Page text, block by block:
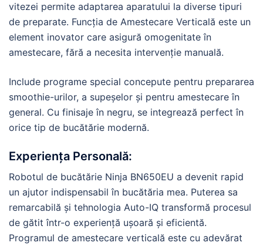
vitezei permite adaptarea aparatului la diverse tipuri
de preparate. Funcția de Amestecare Verticală este un
element inovator care asigură omogenitate în
amestecare, fără a necesita intervenție manuală.
Include programe special concepute pentru prepararea
smoothie-urilor, a supeșelor și pentru amestecare în
general. Cu finisaje în negru, se integrează perfect în
orice tip de bucătărie modernă.
Experiența Personală:
Robotul de bucătărie Ninja BN650EU a devenit rapid
un ajutor indispensabil în bucătăria mea. Puterea sa
remarcabilă și tehnologia Auto-IQ transformă procesul
de gătit într-o experiență ușoară și eficientă.
Programul de amestecare verticală este cu adevărat